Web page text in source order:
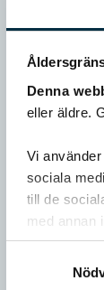
Denna
eller äldre.
Vi
sociala
till de
med annan